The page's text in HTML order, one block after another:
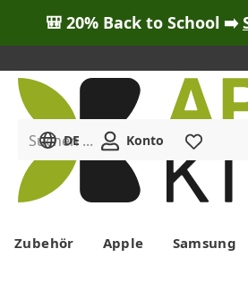
🎒 20% Back to School ➡️
Menü
Suchen ...
DE Konto
Zubehör Apple Samsung